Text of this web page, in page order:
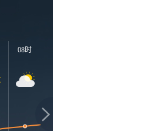
08时